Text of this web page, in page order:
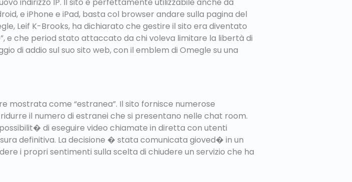
e iPhone e iPad, basta col browser andare sulla pagina del
Leif K-Brooks, ha dichiarato che gestire il sito era diventato
e che period stato attaccato da chi voleva limitare la libertà di
di addio sul suo sito web, con il emblem di Omegle su una
mostrata come “estranea”. Il sito fornisce numerose
il numero di estranei che si presentano nelle chat room.
di eseguire video chiamate in diretta con utenti
definitiva. La decisione � stata comunicata gioved� in un
i propri sentimenti sulla scelta di chiudere un servizio che ha